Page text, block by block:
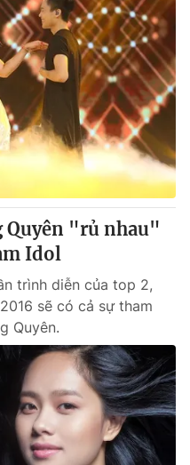
Quyên "rủ nhau"
Idol
trình diễn của top 2,
sẽ có cả sự tham
Quyên.